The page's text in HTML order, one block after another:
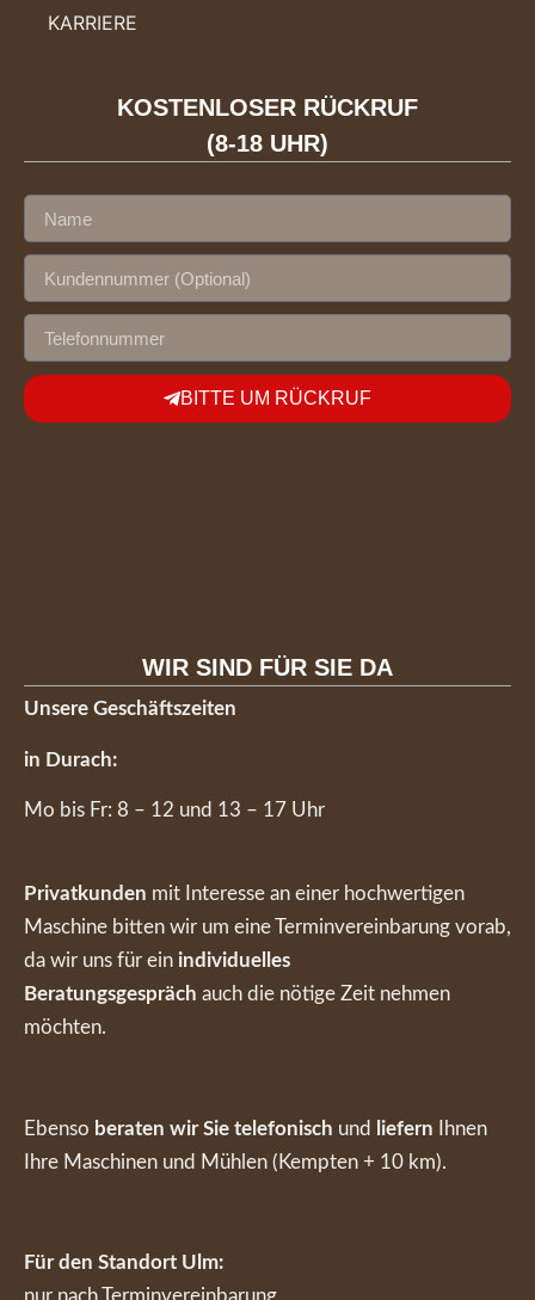
KARRIERE
KOSTENLOSER RÜCKRUF
(8-18 UHR)
BITTE UM RÜCKRUF
WIR SIND FÜR SIE DA
Unsere Geschäftszeiten
in Durach:
Mo bis Fr: 8 – 12 und 13 – 17 Uhr
Privatkunden mit Interesse an einer hochwertigen
Maschine bitten wir um eine Terminvereinbarung vorab,
da wir uns für ein individuelles
Beratungsgespräch auch die nötige Zeit nehmen
möchten.
Ebenso beraten wir Sie telefonisch und liefern Ihnen
Ihre Maschinen und Mühlen (Kempten + 10 km).
Für den Standort Ulm: